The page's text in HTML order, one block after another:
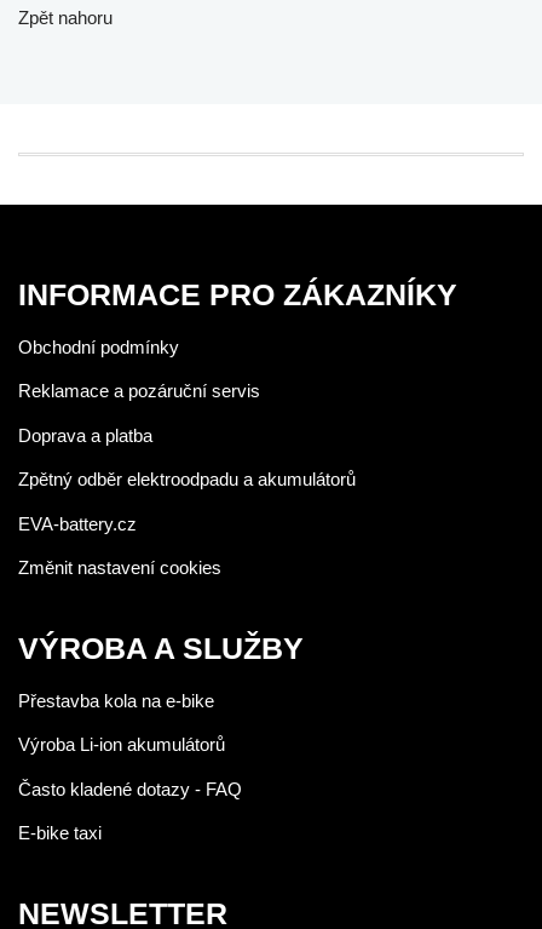
Zpět nahoru
INFORMACE PRO ZÁKAZNÍKY
Obchodní podmínky
Reklamace a pozáruční servis
Doprava a platba
Zpětný odběr elektroodpadu a akumulátorů
EVA-battery.cz
Změnit nastavení cookies
VÝROBA A SLUŽBY
Přestavba kola na e-bike
Výroba Li-ion akumulátorů
Často kladené dotazy - FAQ
E-bike taxi
NEWSLETTER